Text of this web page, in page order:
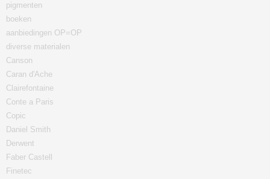
pigmenten
boeken
aanbiedingen OP=OP
diverse materialen
Canson
Caran d'Ache
Clairefontaine
Conte a Paris
Copic
Daniel Smith
Derwent
Faber Castell
Finetec